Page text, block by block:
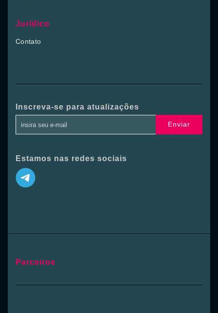
Jurídico
Contato
Inscreva-se para atualizações
Enviar
Estamos nas redes sociais
Parceiros